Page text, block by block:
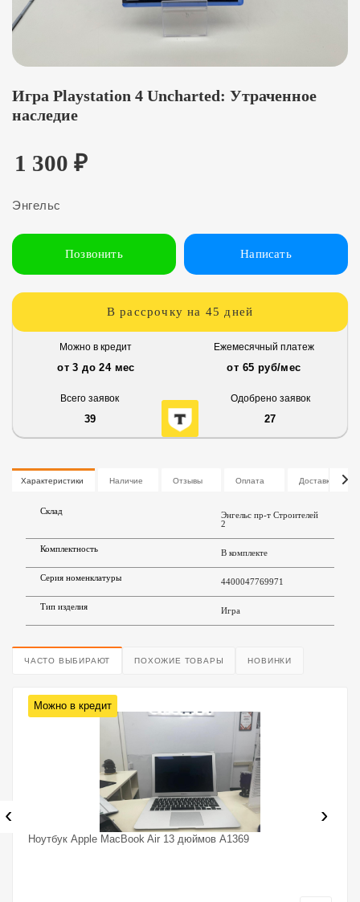
Игра Playstation 4 Uncharted: Утраченное
наследие
1 300 ₽
Энгельс
Позвонить Написать
В рассрочку на 45 дней
Можно в кредит
от 3 до 24 мес
Ежемесячный платеж
от 65 руб/мес
Всего заявок
39
Одобрено заявок
27
Характеристики Наличие Отзывы Оплата Доставка
Склад
Энгельс пр-т Строителей
2
Комплектность В комплекте
Серия номенклатуры 4400047769971
Тип изделия Игра
ЧАСТО ВЫБИРАЮТ ПОХОЖИЕ ТОВАРЫ НОВИНКИ
Можно в кредит
Ноутбук Apple MacBook Air 13 дюймов A1369
‹ ›